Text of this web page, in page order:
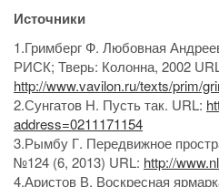
Источники
1.Гримберг Ф. Любовная
РИСК; Тверь: Колонна, 2002
http://www.vavilon.ru/texts/prim/
2.Сунгатов Н. Пусть так. URL:
address=0211171154
3.Рымбу Г. Передвижное
№124 (6, 2013) URL: http://
4.Аристов В. Воскресная